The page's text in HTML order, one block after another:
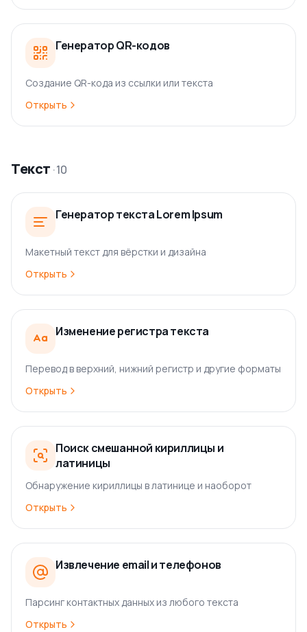
Генератор QR-кодов
Создание QR-кода из ссылки или текста
Открыть
Текст ·10
Генератор текста Lorem Ipsum
Макетный текст для вёрстки и дизайна
Открыть
Изменение регистра текста
Перевод в верхний, нижний регистр и другие форматы
Открыть
Поиск смешанной кириллицы и
латиницы
Обнаружение кириллицы в латинице и наоборот
Открыть
Извлечение email и телефонов
Парсинг контактных данных из любого текста
Открыть